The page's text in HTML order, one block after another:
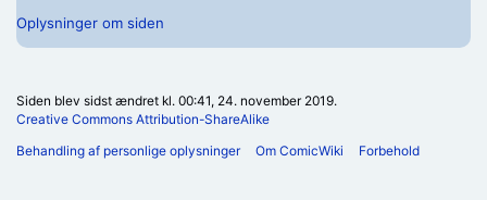
Oplysninger om siden
Siden blev sidst ændret kl. 00:41, 24. november 2019.
Creative Commons Attribution-ShareAlike
Behandling af personlige oplysninger
Om ComicWiki Forbehold